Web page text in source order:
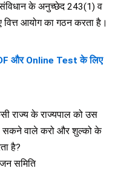
संविधान के अनुच्छेद 243(1) व
आयोग का गठन करता है।
और Online Test के लिए
राज्य के राज्यपाल को उस
हो सकने वाले करो और शुल्को के
है?
समिति